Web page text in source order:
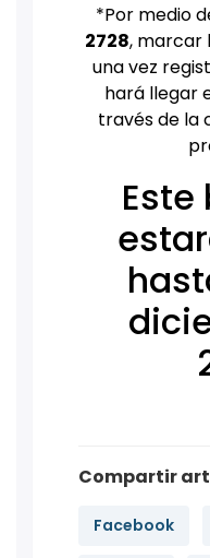
*Por medio
2728, marcar
una vez
hará llegar
través de la
Compartir
Facebook